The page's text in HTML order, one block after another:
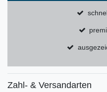
Zahl- & Versandarten